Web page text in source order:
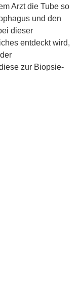
Arzt die Tube so
und den
dieser
entdeckt wird,
zur Biopsie-